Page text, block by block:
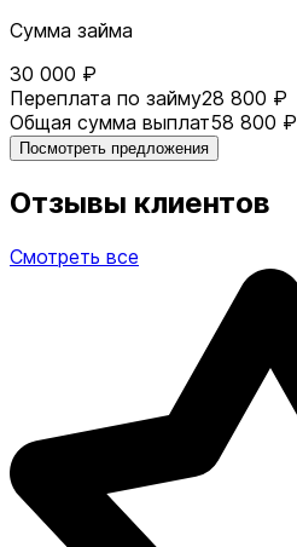
Сумма займа
30 000 ₽
Переплата по займу28 800 ₽
Общая сумма выплат58 800 ₽
Посмотреть предложения
Отзывы клиентов
Смотреть все